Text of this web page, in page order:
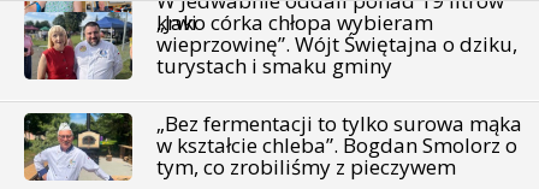
krwi
„Jako córka chłopa wybieram
wieprzowinę”. Wójt Świętajna o dziku,
turystach i smaku gminy
„Bez fermentacji to tylko surowa mąka
w kształcie chleba”. Bogdan Smolorz o
tym, co zrobiliśmy z pieczywem